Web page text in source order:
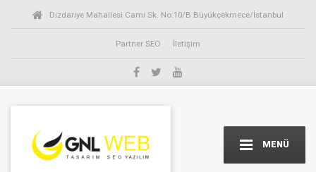
Dizdariye Mahallesi Cami Sk. No:10/B Büyükçekmece/İstanbul
Partner SEO İletişim
MENÜ